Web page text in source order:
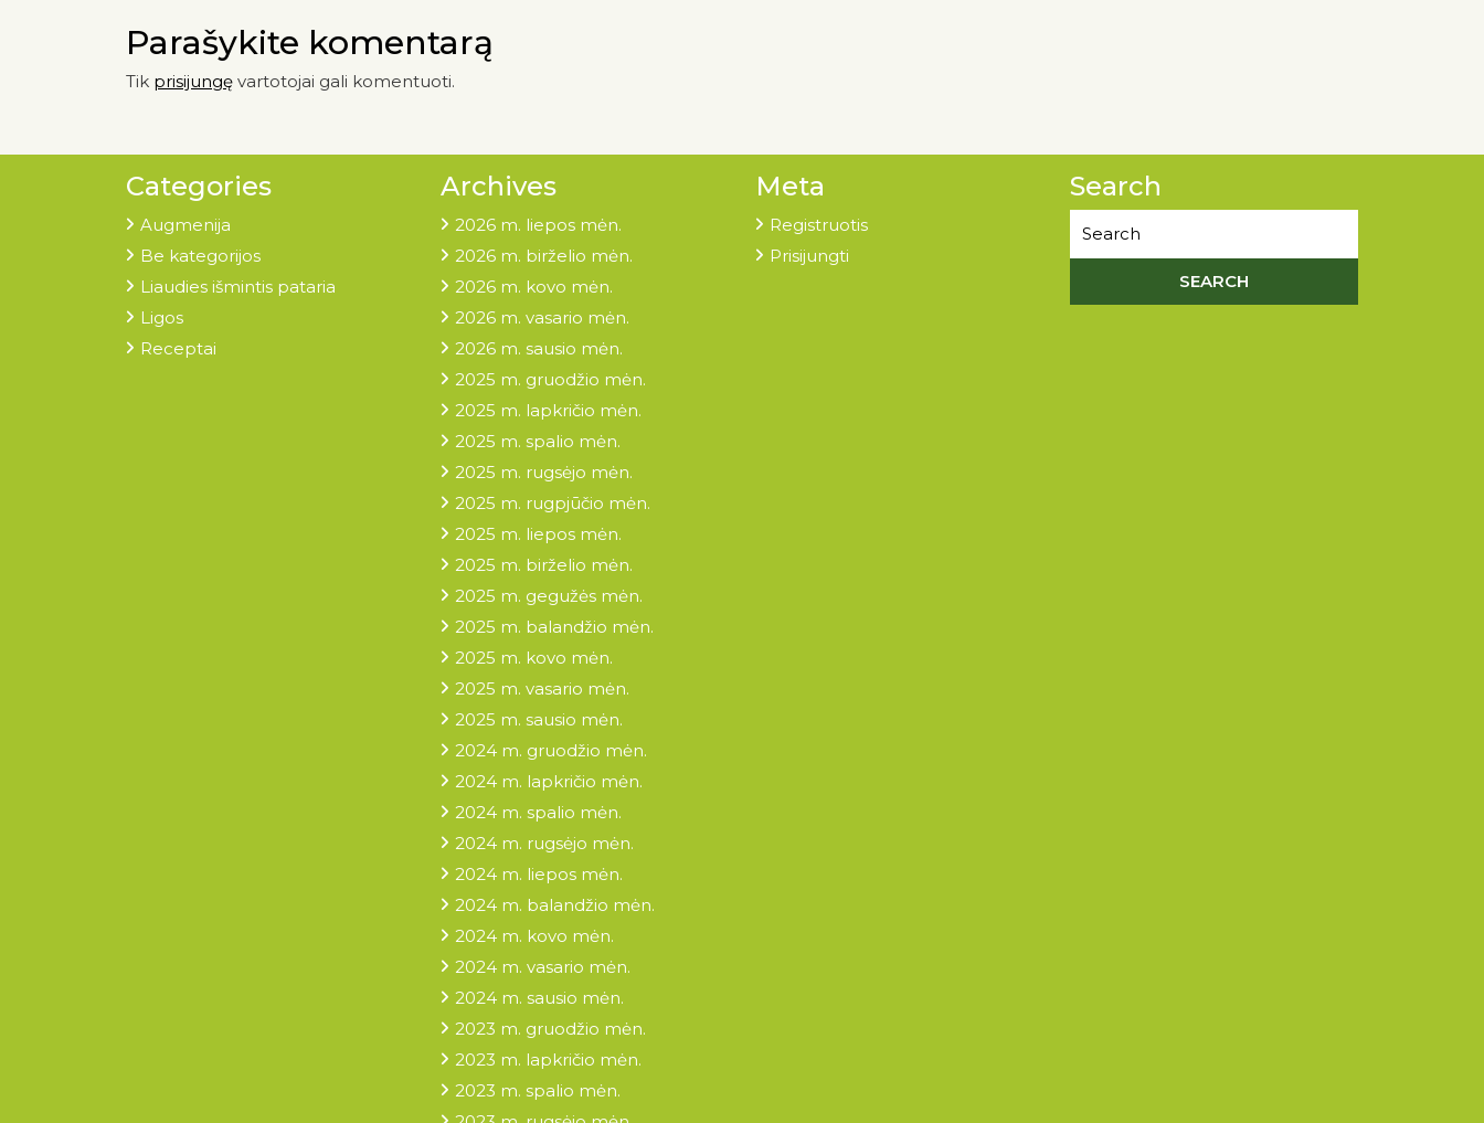
Parašykite komentarą
Tik prisijungę vartotojai gali komentuoti.
Categories
Augmenija
Be kategorijos
Liaudies išmintis pataria
Ligos
Receptai
Archives
2026 m. liepos mėn.
2026 m. birželio mėn.
2026 m. kovo mėn.
2026 m. vasario mėn.
2026 m. sausio mėn.
2025 m. gruodžio mėn.
2025 m. lapkričio mėn.
2025 m. spalio mėn.
2025 m. rugsėjo mėn.
2025 m. rugpjūčio mėn.
2025 m. liepos mėn.
2025 m. birželio mėn.
2025 m. gegužės mėn.
2025 m. balandžio mėn.
2025 m. kovo mėn.
2025 m. vasario mėn.
2025 m. sausio mėn.
2024 m. gruodžio mėn.
2024 m. lapkričio mėn.
2024 m. spalio mėn.
2024 m. rugsėjo mėn.
2024 m. liepos mėn.
2024 m. balandžio mėn.
2024 m. kovo mėn.
2024 m. vasario mėn.
2024 m. sausio mėn.
2023 m. gruodžio mėn.
2023 m. lapkričio mėn.
2023 m. spalio mėn.
Meta
Registruotis
Prisijungti
Search